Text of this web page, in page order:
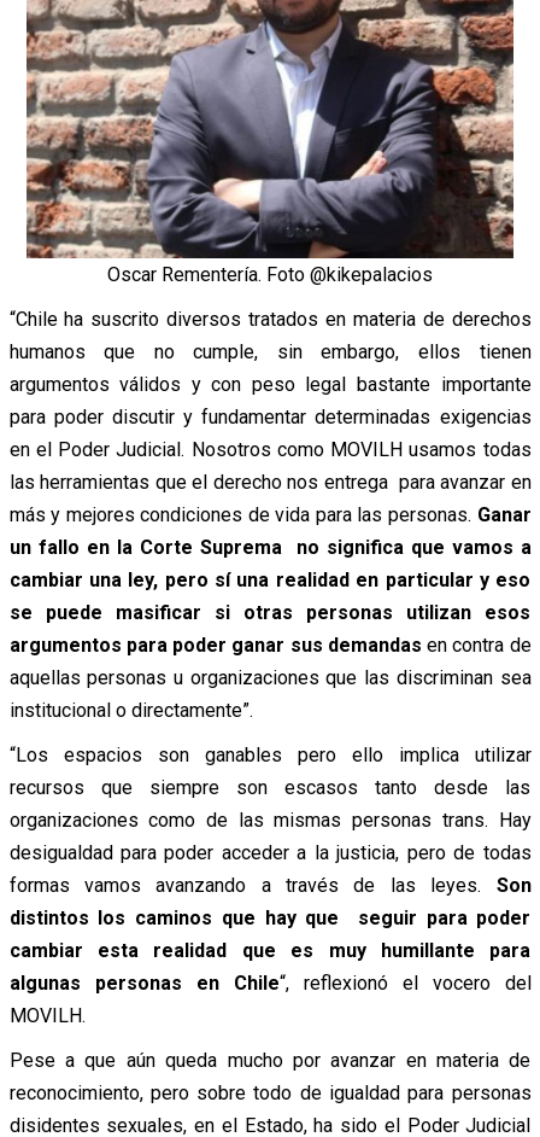
Oscar Rementería. Foto @kikepalacios
“Chile ha suscrito diversos tratados en materia de derechos
humanos que no cumple, sin embargo, ellos tienen
argumentos válidos y con peso legal bastante importante
para poder discutir y fundamentar determinadas exigencias
en el Poder Judicial. Nosotros como MOVILH usamos todas
las herramientas que el derecho nos entrega para avanzar en
más y mejores condiciones de vida para las personas. Ganar
un fallo en la Corte Suprema no significa que vamos a
cambiar una ley, pero sí una realidad en particular y eso
se puede masificar si otras personas utilizan esos
argumentos para poder ganar sus demandas en contra de
aquellas personas u organizaciones que las discriminan sea
institucional o directamente”.
“Los espacios son ganables pero ello implica utilizar
recursos que siempre son escasos tanto desde las
organizaciones como de las mismas personas trans. Hay
desigualdad para poder acceder a la justicia, pero de todas
formas vamos avanzando a través de las leyes. Son
distintos los caminos que hay que seguir para poder
cambiar esta realidad que es muy humillante para
algunas personas en Chile“, reflexionó el vocero del
MOVILH.
Pese a que aún queda mucho por avanzar en materia de
reconocimiento, pero sobre todo de igualdad para personas
disidentes sexuales, en el Estado, ha sido el Poder Judicial